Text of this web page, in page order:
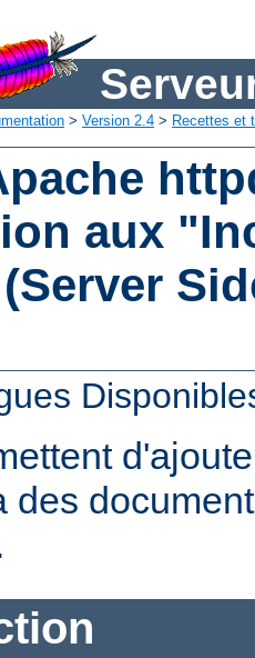
> Version 2.4 > Recettes et
aux
des